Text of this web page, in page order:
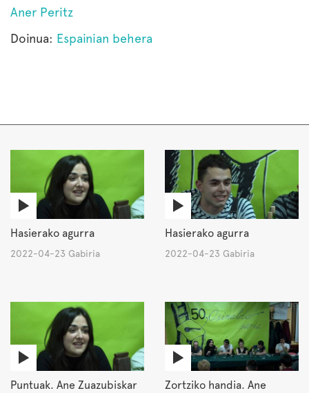
Aner Peritz
Doinua: Espainian behera
Hasierako agurra
2022-04-23 Gabiria
Hasierako agurra
2022-04-23 Gabiria
Puntuak. Ane Zuazubiskar
Zortziko handia. Ane